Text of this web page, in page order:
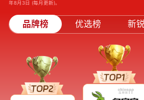
年8月3日 (每月更新)。
品牌榜 优选榜 新